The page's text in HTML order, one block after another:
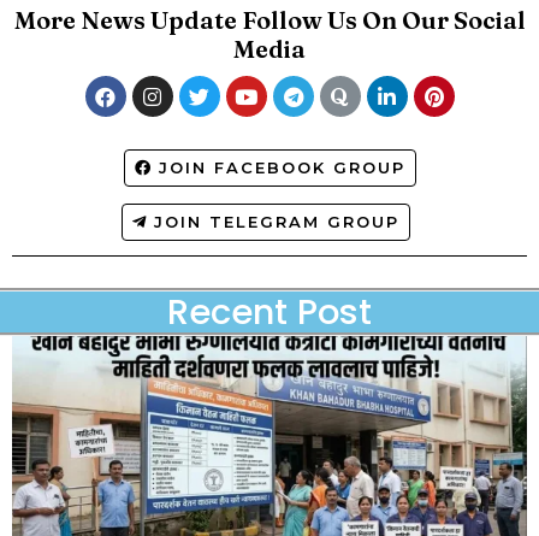
More News Update Follow Us On Our Social
Media
JOIN FACEBOOK GROUP
JOIN TELEGRAM GROUP
Recent Post